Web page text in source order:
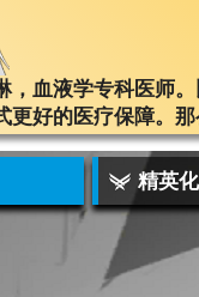
，血液学专科医师
更好的医疗保障。那
精英